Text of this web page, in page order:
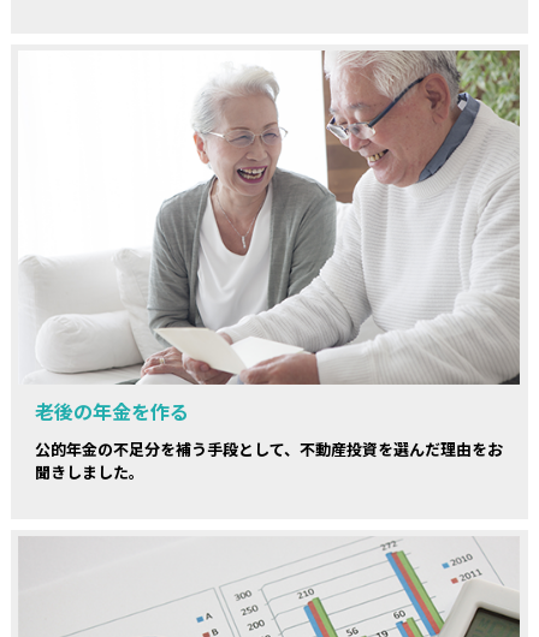
老後の年金を作る
公的年金の不足分を補う手段として、不動産投資を選んだ理由をお
聞きしました。